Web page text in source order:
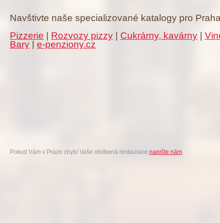
Navštivte naše specializované katalogy pro
Pizzerie
Rozvozy pizzy Cukrárny, kavárny
Bary
e-penziony.cz
Pokud Vám v Praze chybí Vaše oblíbená restaurace napište nám.